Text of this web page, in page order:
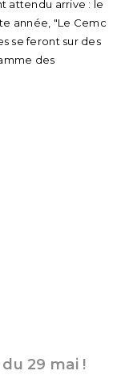
attendu arrive : le
année, "Le Cemc
se feront sur des
des
29 mai !